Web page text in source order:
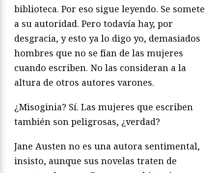
biblioteca. Por eso sigue leyendo. Se somete
a su autoridad. Pero todavía hay, por
desgracia, y esto ya lo digo yo, demasiados
hombres que no se fían de las mujeres
cuando escriben. No las consideran a la
altura de otros autores varones.
¿Misoginia? Sí. Las mujeres que escriben
también son peligrosas, ¿verdad?
Jane Austen no es una autora sentimental,
insisto, aunque sus novelas traten de